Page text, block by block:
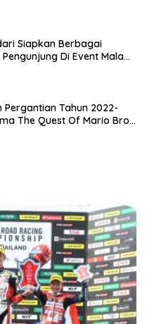
Siapkan Berbagai
Di Event Malam
Pergantian Tahun 2022-
The Quest Of Mario Bros